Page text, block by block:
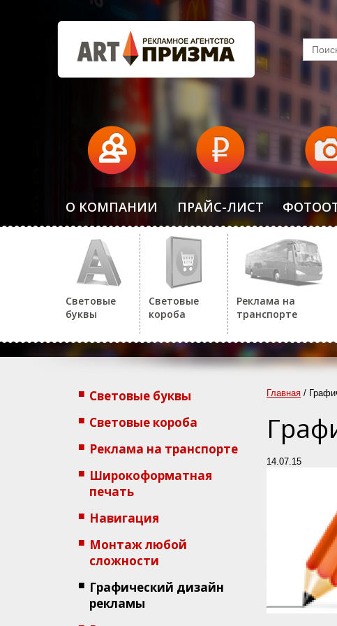
О КОМПАНИИ ПРАЙС-ЛИСТ
Световые
буквы
Световые
короба
Реклама на
транспорте
Световые буквы
Световые короба
Реклама на транспорте
Широкоформатная
печать
Навигация
Монтаж любой
сложности
Графический дизайн
рекламы
Главная /
14.07.15